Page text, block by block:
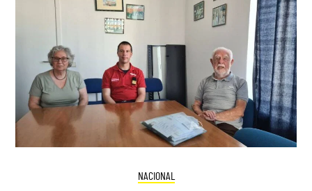
NACIONAL